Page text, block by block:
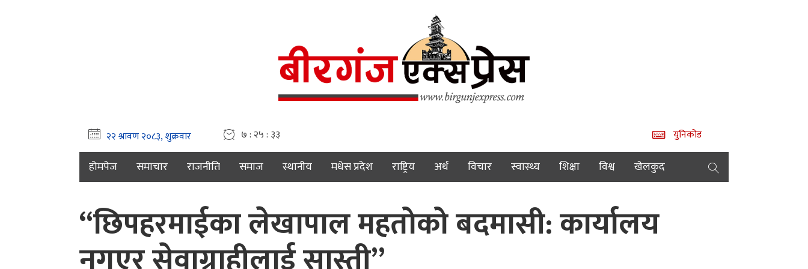
७ : २५ : ३४ युनिकोड
होमपेज समाचार राजनीति समाज स्थानीय मधेस प्रदेश राष्ट्रिय अर्थ विचार स्वास्थ्य शिक्षा विश्व खेलकुद
“छिपहरमाईका लेखापाल महतोको बदमासी: कार्यालय